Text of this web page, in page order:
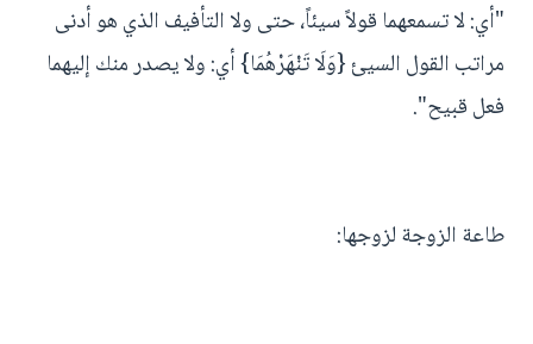
"أي: لا تسمعهما قولاً سيئاً، حتى ولا التأفيف الذي هو أدنى
مراتب القول السيئ {وَلَا تَنْهَرْهُمَا} أي: ولا يصدر منك إليهما
فعل قبيح".
طاعة الزوجة لزوجها: